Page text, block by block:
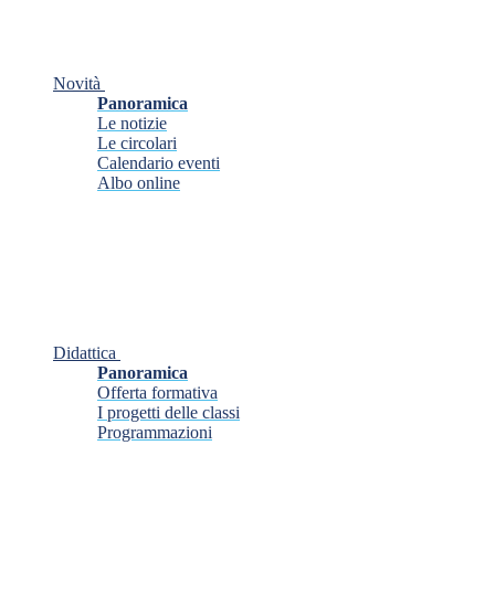
Novità
Panoramica
Le notizie
Le circolari
Calendario eventi
Albo online
Didattica
Panoramica
Offerta formativa
I progetti delle classi
Programmazioni